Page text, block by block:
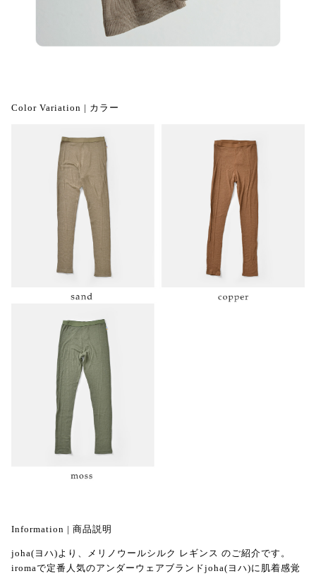
Color Variation | カラー
Information | 商品説明
joha(ヨハ)より、メリノウールシルク レギンス のご紹介です。
iromaで定番人気のアンダーウェアブランドjoha(ヨハ)に肌着感覚